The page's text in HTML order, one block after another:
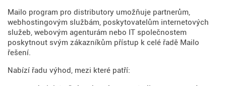
Mailo program pro distributory umožňuje partnerům,
webhostingovým službám, poskytovatelům internetových
služeb, webovým agenturám nebo IT společnostem
poskytnout svým zákazníkům přístup k celé řadě Mailo
řešení.
Nabízí řadu výhod, mezi které patří: